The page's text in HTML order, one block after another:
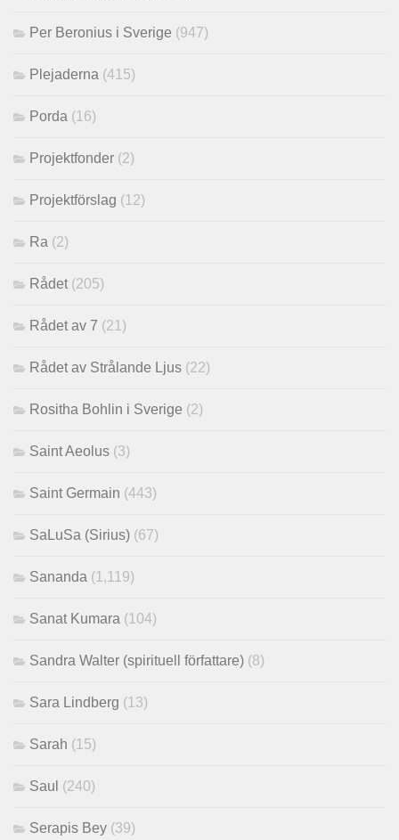
Per Beronius i Sverige (947)
Plejaderna (415)
Porda (16)
Projektfonder (2)
Projektförslag (12)
Ra (2)
Rådet (205)
Rådet av 7 (21)
Rådet av Strålande Ljus (22)
Rositha Bohlin i Sverige (2)
Saint Aeolus (3)
Saint Germain (443)
SaLuSa (Sirius) (67)
Sananda (1,119)
Sanat Kumara (104)
Sandra Walter (spirituell författare) (8)
Sara Lindberg (13)
Sarah (15)
Saul (240)
Serapis Bey (39)